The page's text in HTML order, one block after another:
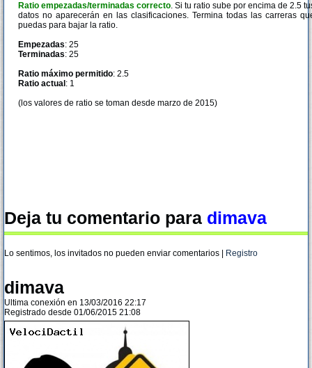
Ratio empezadas/terminadas correcto. Si tu ratio sube por encima de 2.5
datos no aparecerán en las clasificaciones. Termina todas las carreras
puedas para bajar la ratio.
Empezadas: 25
Terminadas: 25
Ratio máximo permitido: 2.5
Ratio actual : 1
(los valores de ratio se toman desde marzo de 2015)
Deja tu comentario para dimava
Lo sentimos, los invitados no pueden enviar comentarios | Registro
dimava
Ultima conexión en 13/03/2016 22:17
Registrado desde 01/06/2015 21:08